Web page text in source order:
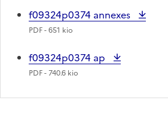
f09324p0374 annexes
PDF- 651 kio
f09324p0374 ap
PDF- 740.6 kio